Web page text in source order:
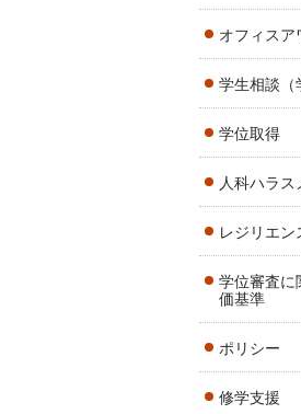
オフィスア
学生相談（
学位取得
人科ハラ
レジリエ
学位審査に
価基準
ポリシー
修学支援